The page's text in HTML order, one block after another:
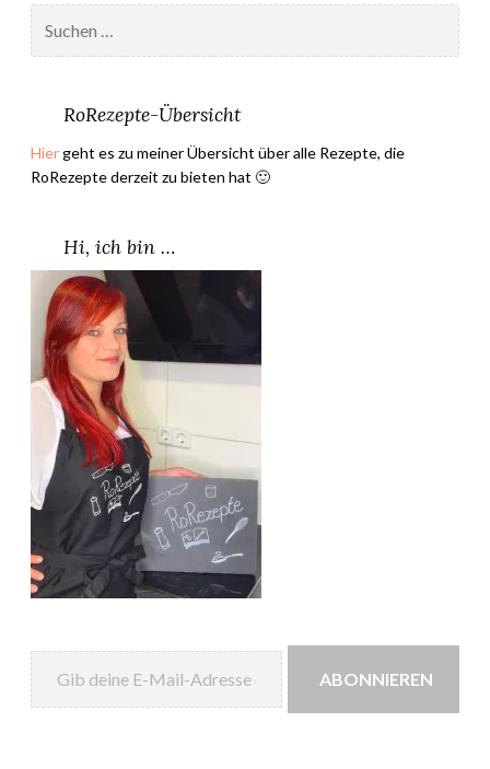
nach:
RoRezepte-Übersicht
Hiergeht es zu meiner Übersicht über alle Rezepte, die
RoRezepte derzeit zu bieten hat 🙂
Hi, ich bin …
Gib deine E-Mail-Adresse ein ...
ABONNIEREN